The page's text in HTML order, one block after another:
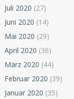
Juli 2020 (27)
Juni 2020 (14)
Mai 2020 (29)
April 2020 (36)
März 2020 (44)
Februar 2020 (39)
Januar 2020 (35)